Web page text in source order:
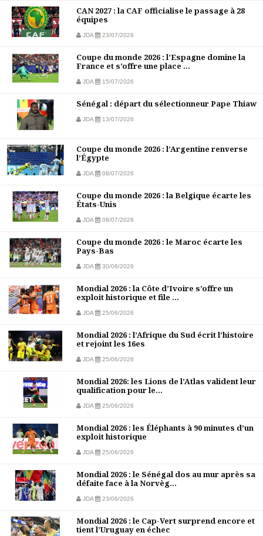
CAN 2027 : la CAF officialise le passage à 28
équipes
JDA 23/07/2026
Coupe du monde 2026 : l’Espagne domine la
France et s’offre une place ...
JDA 15/07/2026
Sénégal : départ du sélectionneur Pape Thiaw
JDA 13/07/2026
Coupe du monde 2026 : l’Argentine renverse
l’Égypte
JDA 08/07/2026
Coupe du monde 2026 : la Belgique écarte les
États-Unis
JDA 08/07/2026
Coupe du monde 2026 : le Maroc écarte les
Pays-Bas
JDA 30/06/2026
Mondial 2026 : la Côte d’Ivoire s’offre un
exploit historique et file ...
JDA 25/06/2026
Mondial 2026 : l’Afrique du Sud écrit l’histoire
et rejoint les 16es
JDA 25/06/2026
Mondial 2026: les Lions de l’Atlas valident leur
qualification pour le...
JDA 25/06/2026
Mondial 2026 : les Éléphants à 90 minutes d’un
exploit historique
JDA 25/06/2026
Mondial 2026 : le Sénégal dos au mur après sa
défaite face à la Norvèg...
JDA 23/06/2026
Mondial 2026 : le Cap-Vert surprend encore et
tient l’Uruguay en échec